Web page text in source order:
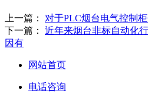
上一篇： 对于PLC烟台电气控制
下一篇： 近年来烟台非标自动化
因有
网站首页
电话咨询